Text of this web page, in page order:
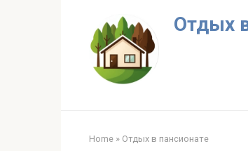
Отдых
Home » Отдых в пансионате